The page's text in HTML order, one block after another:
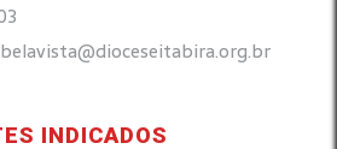
INDICADOS